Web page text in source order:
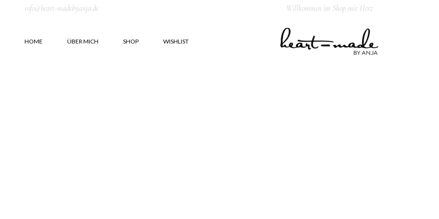
info@heart-madebyanja.de Willkommen im Shop mit Herz
HOME ÜBER MICH SHOP WISHLIST